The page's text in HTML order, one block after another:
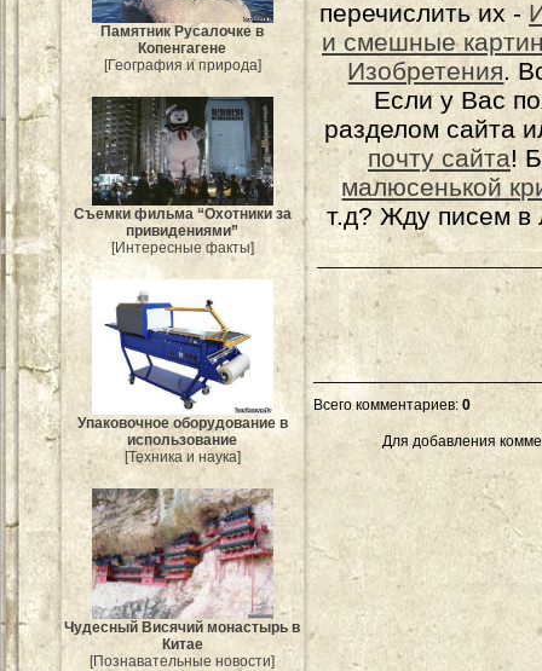
Памятник Русалочке в
Копенгагене
[География и природа]
Съемки фильма “Охотники за
привидениями”
[Интересные факты]
Упаковочное оборудование в
использование
[Техника и наука]
Чудесный Висячий монастырь в
Китае
[Познавательные новости]
перечислить их -
и смешные
Изобретения.
Если у Вас
разделом сайта
почту сайта!
малюсенькой
т.д? Жду писем в
Всего комментариев: 0
Для добавления